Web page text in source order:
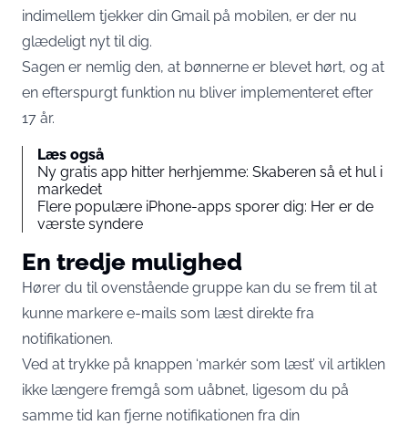
indimellem tjekker din Gmail på mobilen, er der nu
glædeligt nyt til dig.
Sagen er nemlig den, at bønnerne er blevet hørt, og at
en efterspurgt funktion nu bliver implementeret efter
17 år.
Læs også
Ny gratis app hitter herhjemme: Skaberen så et hul i
markedet
Flere populære iPhone-apps sporer dig: Her er de
værste syndere
En tredje mulighed
Hører du til ovenstående gruppe kan du se frem til at
kunne markere e-mails som læst direkte fra
notifikationen.
Ved at trykke på knappen ‘markér som læst’ vil artiklen
ikke længere fremgå som uåbnet, ligesom du på
samme tid kan fjerne notifikationen fra din